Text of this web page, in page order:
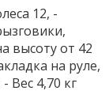
12, -
высоту от 42
на руле,
Вес 4,70 кг